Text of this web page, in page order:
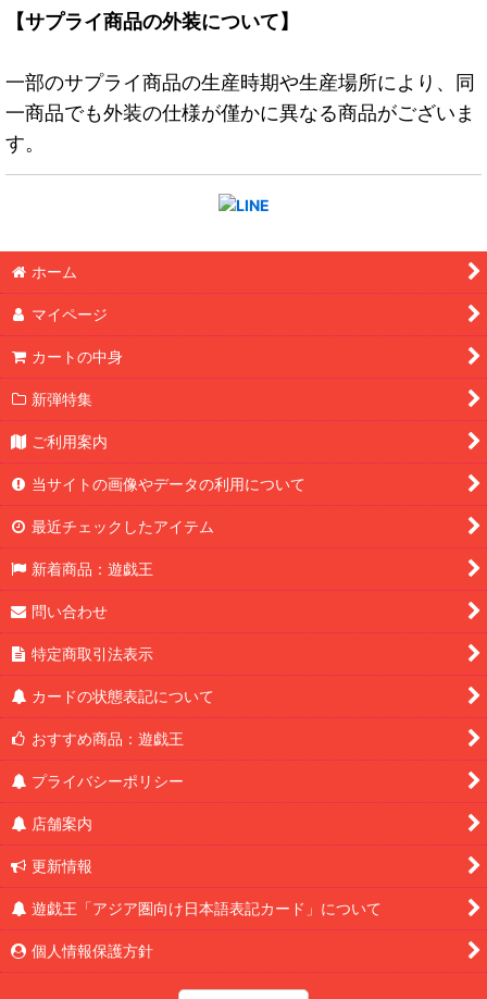
【サプライ商品の外装について】
一部のサプライ商品の生産時期や生産場所により、同
一商品でも外装の仕様が僅かに異なる商品がございま
す。
ホーム
マイページ
カートの中身
新弾特集
ご利用案内
当サイトの画像やデータの利用について
最近チェックしたアイテム
新着商品：遊戯王
問い合わせ
特定商取引法表示
カードの状態表記について
おすすめ商品：遊戯王
プライバシーポリシー
店舗案内
更新情報
遊戯王「アジア圏向け日本語表記カード」について
個人情報保護方針